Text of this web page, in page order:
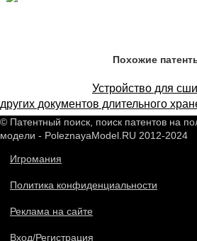
Похожие
Устройство для
других документов длительного
© Патентный поиск, поиск патентов на
модели - PoleznayaModel.RU 2012-2024
Игромания
Политика конфиденциальности
Реклама на сайте
Вход/Регистрация